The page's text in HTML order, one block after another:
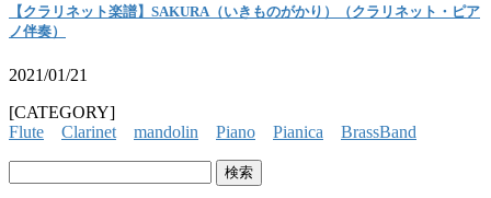
【クラリネット楽譜】SAKURA（いきものがかり）（クラリネット・ピア
ノ伴奏）
2021/01/21
[CATEGORY]
Flute
Clarinet mandolin Piano Pianica
BrassBand